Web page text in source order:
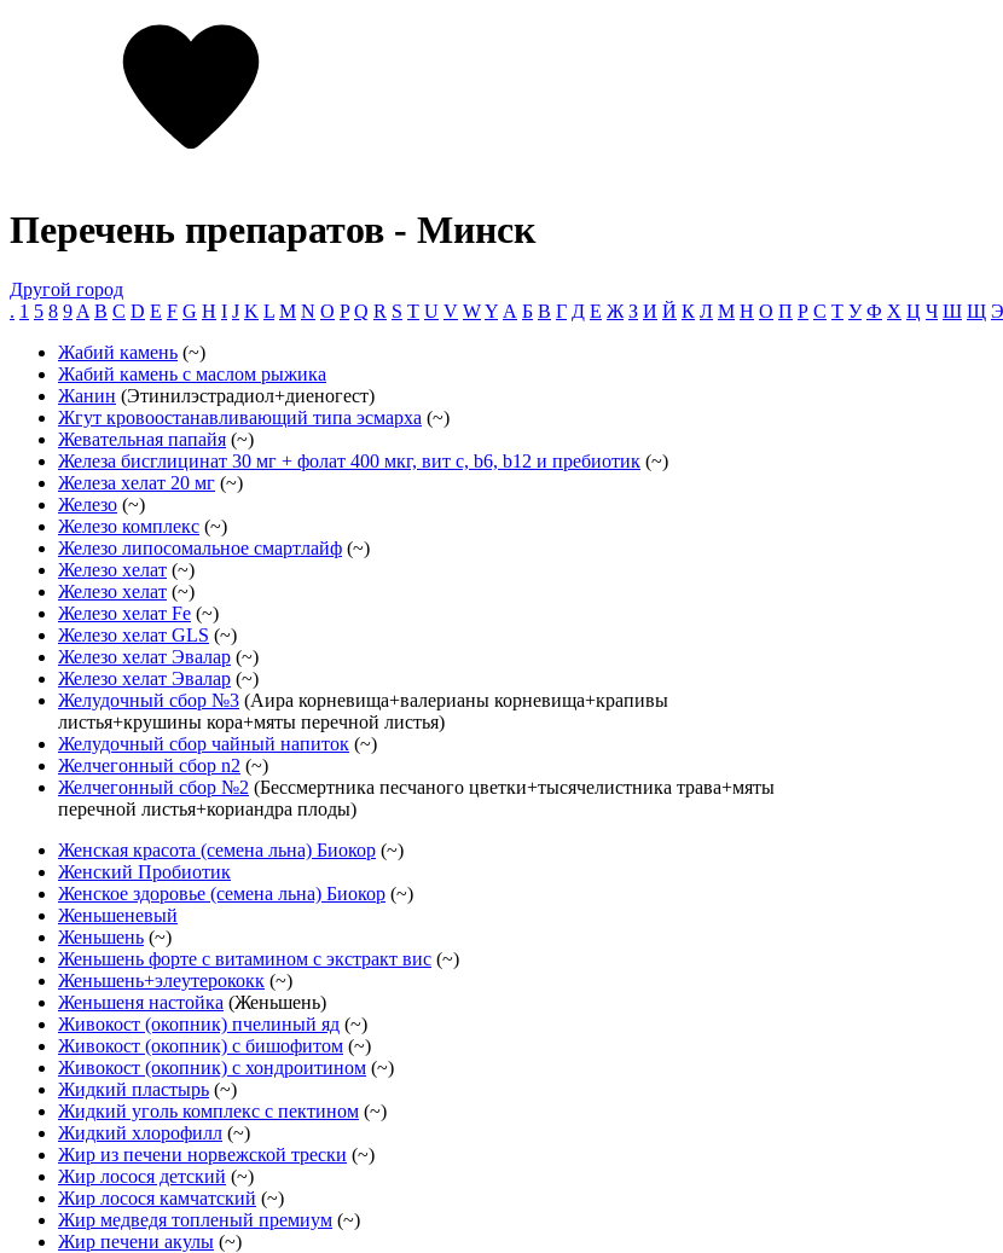
Перечень препаратов - Минск
Другой город
. 1 5 8 9 A B C D E F G H I J K L M N O P Q R S T U V WY А Б В Г Д Е Ж З И Й К Л М Н О П Р С Т У Ф Х Ц Ч Ш Щ Э
Жабий камень (~)
Жабий камень с маслом рыжика
Жанин (Этинилэстрадиол+диеногест)
Жгут кровоостанавливающий типа эсмарха (~)
Жевательная папайя (~)
Железа бисглицинат 30 мг + фолат 400 мкг, вит с, b6, b12 и пребиотик (~)
Железа хелат 20 мг (~)
Железо (~)
Железо комплекс (~)
Железо липосомальное смартлайф (~)
Железо хелат (~)
Железо хелат (~)
Железо хелат Fe (~)
Железо хелат GLS (~)
Железо хелат Эвалар (~)
Железо хелат Эвалар (~)
Желудочный сбор №3 (Аира корневища+валерианы корневища+крапивы
листья+крушины кора+мяты перечной листья)
Желудочный сбор чайный напиток (~)
Желчегонный сбор n2 (~)
Желчегонный сбор №2 (Бессмертника песчаного цветки+тысячелистника трава+мяты
перечной листья+кориандра плоды)
Женская красота (семена льна) Биокор (~)
Женский Пробиотик
Женское здоровье (семена льна) Биокор (~)
Женьшеневый
Женьшень (~)
Женьшень форте с витамином с экстракт вис (~)
Женьшень+элеутерококк (~)
Женьшеня настойка (Женьшень)
Живокост (окопник) пчелиный яд (~)
Живокост (окопник) с бишофитом (~)
Живокост (окопник) с хондроитином (~)
Жидкий пластырь (~)
Жидкий уголь комплекс с пектином (~)
Жидкий хлорофилл (~)
Жир из печени норвежской трески (~)
Жир лосося детский (~)
Жир лосося камчатский (~)
Жир медведя топленый премиум (~)
Жир печени акулы (~)